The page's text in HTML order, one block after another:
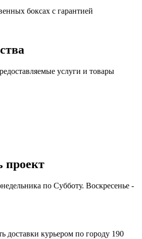
боксах с гарантией
услуги и товары
проект
по Субботу. Воскресенье -
доставки курьером по городу 190